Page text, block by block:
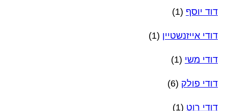
דוד יוסף (1)
דודי אייזנשטיין (1)
דודי משי (1)
דודי פולק (6)
דודי רוט (1)